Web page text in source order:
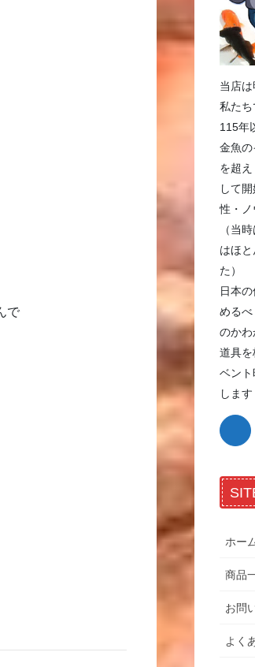
で
当店は
私たち
115年
金魚
を超
して
性・ノ
（当
はほ
た）
日本
める
のかわ
道具を
ベン
します
ホー
商品
お問
よく